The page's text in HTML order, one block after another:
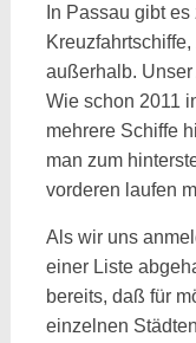
In Passau gibt
außerhalb.
Wie schon 2011
mehrere Schiffe
man zum
vorderen laufen
Als wir uns
einer Liste
bereits, daß für
einzelnen